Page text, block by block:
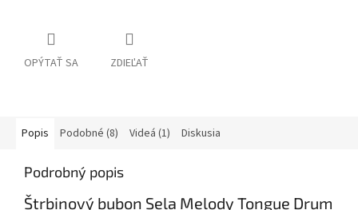
OPÝTAŤ SA ZDIEĽAŤ
Popis Podobné (8) Videá (1) Diskusia
Podrobný popis
Štrbinový bubon Sela Melody Tongue Drum